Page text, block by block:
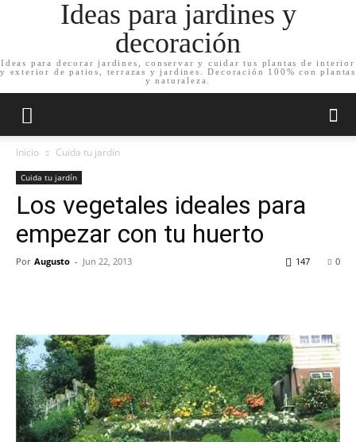
Ideas para jardines y
decoración
Ideas para decorar jardines, conservar y cuidar tus plantas de interior
y exterior de patios, terrazas y jardines. Decoración 100% con plantas
y naturaleza.
Inicio Cuida tu jardín
Cuida tu jardín
Los vegetales ideales para
empezar con tu huerto
Por Augusto - Jun 22, 2013 0
147